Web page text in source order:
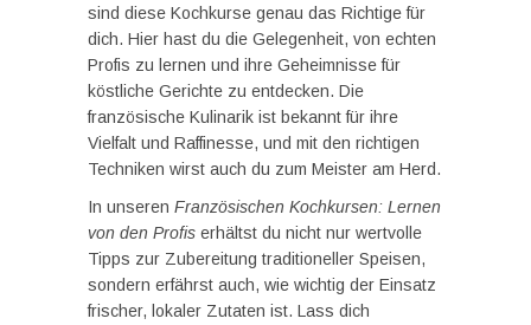
sind diese Kochkurse genau das Richtige für
dich. Hier hast du die Gelegenheit, von echten
Profis zu lernen und ihre Geheimnisse für
köstliche Gerichte zu entdecken. Die
französische Kulinarik ist bekannt für ihre
Vielfalt und Raffinesse, und mit den richtigen
Techniken wirst auch du zum Meister am Herd.
In unseren Französischen Kochkursen: Lernen
von den Profis erhältst du nicht nur wertvolle
Tipps zur Zubereitung traditioneller Speisen,
sondern erfährst auch, wie wichtig der Einsatz
frischer, lokaler Zutaten ist. Lass dich